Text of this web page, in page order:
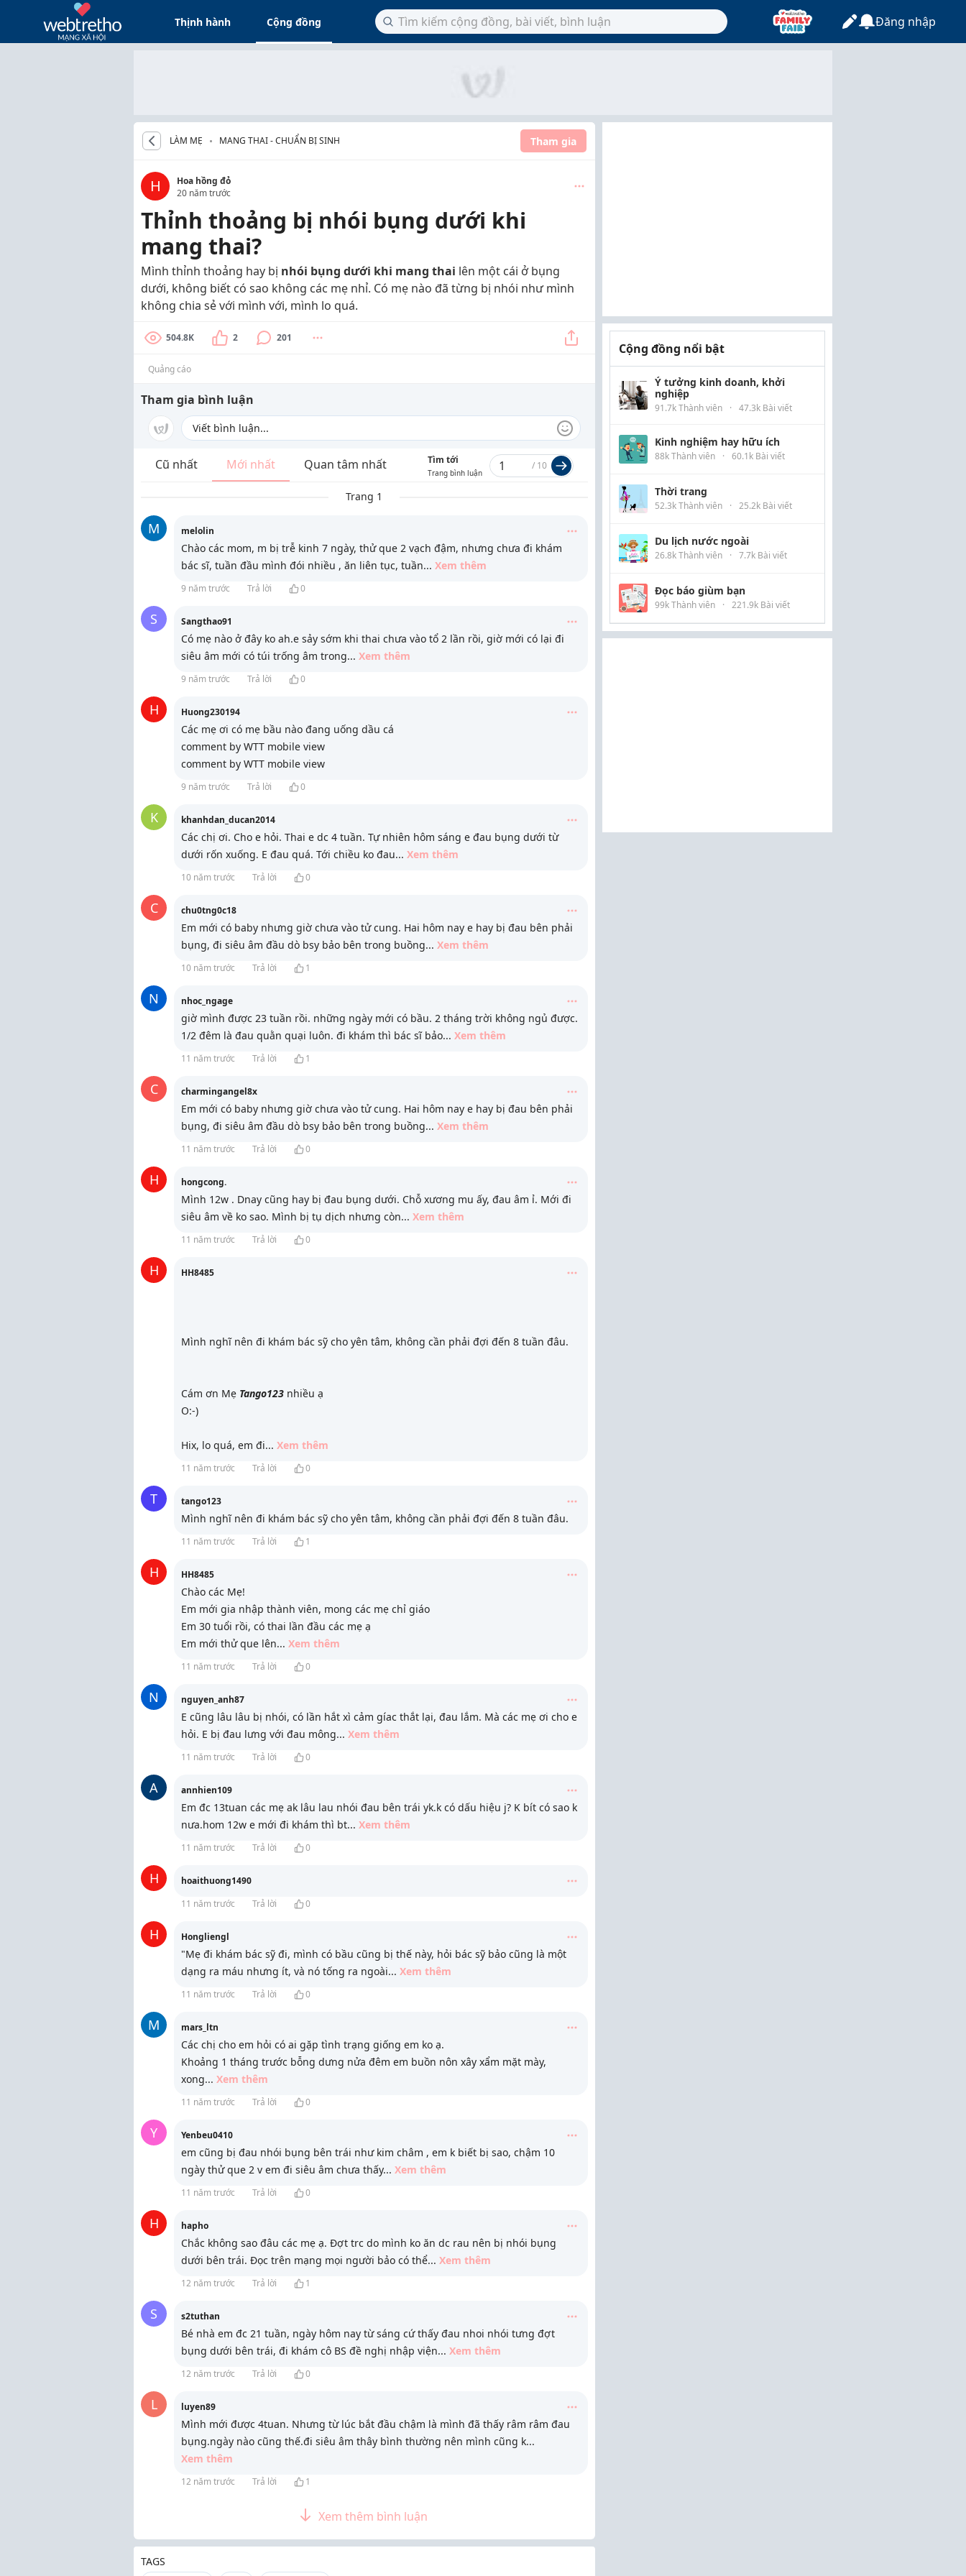
Thịnh hành Cộng đồng Đăng nhập
LÀM MẸ MANG THAI - CHUẨN BỊ SINH Tham gia
H
Hoa hồng đỏ
20 năm trước
Thỉnh thoảng bị nhói bụng dưới khi
mang thai?
Mình thỉnh thoảng hay bị nhói bụng dưới khi mang thai lên một cái ở bụng
dưới, không biết có sao không các mẹ nhỉ. Có mẹ nào đã từng bị nhói như mình
không chia sẻ với mình với, mình lo quá.
504.8K 2 201
Quảng cáo
Tham gia bình luận
Cũ nhất Mới nhất Quan tâm nhất Tìm tới
Trang bình luận
/ 10
Trang 1
M melolin
Chào các mom, m bị trễ kinh 7 ngày, thử que 2 vạch đậm, nhưng chưa đi khám
bác sĩ, tuần đầu mình đói nhiều , ăn liên tục, tuần... Xem thêm
9 năm trước Trả lời 0
S Sangthao91
Có mẹ nào ở đây ko ah.e sảy sớm khi thai chưa vào tổ 2 lần rồi, giờ mới có lại đi
siêu âm mới có túi trống âm trong... Xem thêm
9 năm trước Trả lời 0
H Huong230194
Các mẹ ơi có mẹ bầu nào đang uống dầu cá
comment by WTT mobile view
comment by WTT mobile view
9 năm trước Trả lời 0
K khanhdan_ducan2014
Các chị ơi. Cho e hỏi. Thai e dc 4 tuần. Tự nhiên hôm sáng e đau bụng dưới từ
dưới rốn xuống. E đau quá. Tới chiều ko đau... Xem thêm
10 năm trước Trả lời 0
C chu0tng0c18
Em mới có baby nhưng giờ chưa vào tử cung. Hai hôm nay e hay bị đau bên phải
bụng, đi siêu âm đầu dò bsy bảo bên trong buồng... Xem thêm
10 năm trước Trả lời 1
N nhoc_ngage
giờ mình được 23 tuần rồi. những ngày mới có bầu. 2 tháng trời không ngủ được.
1/2 đêm là đau quằn quại luôn. đi khám thì bác sĩ bảo... Xem thêm
11 năm trước Trả lời 1
C charmingangel8x
Em mới có baby nhưng giờ chưa vào tử cung. Hai hôm nay e hay bị đau bên phải
bụng, đi siêu âm đầu dò bsy bảo bên trong buồng... Xem thêm
11 năm trước Trả lời 0
H hongcong.
Mình 12w . Dnay cũng hay bị đau bụng dưới. Chỗ xương mu ấy, đau âm ỉ. Mới đi
siêu âm về ko sao. Mình bị tụ dịch nhưng còn... Xem thêm
11 năm trước Trả lời 0
H HH8485
Mình nghĩ nên đi khám bác sỹ cho yên tâm, không cần phải đợi đến 8 tuần đâu.
Cám ơn Mẹ Tango123 nhiều ạ
O:-)
Hix, lo quá, em đi... Xem thêm
11 năm trước Trả lời 0
T tango123
Mình nghĩ nên đi khám bác sỹ cho yên tâm, không cần phải đợi đến 8 tuần đâu.
11 năm trước Trả lời 1
H HH8485
Chào các Mẹ!
Em mới gia nhập thành viên, mong các mẹ chỉ giáo
Em 30 tuổi rồi, có thai lần đầu các mẹ ạ
Em mới thử que lên... Xem thêm
11 năm trước Trả lời 0
N nguyen_anh87
E cũng lâu lâu bị nhói, có lần hắt xì cảm gíac thắt lại, đau lắm. Mà các mẹ ơi cho e
hỏi. E bị đau lưng với đau mông... Xem thêm
11 năm trước Trả lời 0
A annhien109
Em đc 13tuan các mẹ ak lâu lau nhói đau bên trái yk.k có dấu hiệu j? K bít có sao k
nưa.hom 12w e mới đi khám thì bt... Xem thêm
11 năm trước Trả lời 0
H
hoaithuong1490
11 năm trước
Trả lời 0
H Hongliengl
"Mẹ đi khám bác sỹ đi, mình có bầu cũng bị thế này, hỏi bác sỹ bảo cũng là một
dạng ra máu nhưng ít, và nó tống ra ngoài... Xem thêm
11 năm trước Trả lời 0
M mars_ltn
Các chị cho em hỏi có ai gặp tình trạng giống em ko ạ.
Khoảng 1 tháng trước bỗng dưng nửa đêm em buồn nôn xây xẩm mặt mày,
xong... Xem thêm
11 năm trước Trả lời 0
Y Yenbeu0410
em cũng bị đau nhói bụng bên trái như kim châm , em k biết bị sao, chậm 10
ngày thử que 2 v em đi siêu âm chưa thấy... Xem thêm
11 năm trước Trả lời 0
H hapho
Chắc không sao đâu các mẹ ạ. Đợt trc do mình ko ăn dc rau nên bị nhói bụng
dưới bên trái. Đọc trên mạng mọi người bảo có thể... Xem thêm
12 năm trước Trả lời 1
S s2tuthan
Bé nhà em đc 21 tuần, ngày hôm nay từ sáng cứ thấy đau nhoi nhói tưng đợt
bụng dưới bên trái, đi khám cô BS đề nghị nhập viện... Xem thêm
12 năm trước Trả lời 0
L luyen89
Mình mới được 4tuan. Nhưng từ lúc bắt đầu chậm là mình đã thấy râm râm đau
bụng.ngày nào cũng thế.đi siêu âm thây bình thường nên mình cũng k...
Xem thêm
12 năm trước Trả lời 1
Xem thêm bình luận
TAGS
Cộng đồng nổi bật
Ý tưởng kinh doanh, khởi
nghiệp
91.7k Thành viên · 47.3k Bài viết
Kinh nghiệm hay hữu ích
88k Thành viên · 60.1k Bài viết
Thời trang
52.3k Thành viên · 25.2k Bài viết
Du lịch nước ngoài
26.8k Thành viên · 7.7k Bài viết
Đọc báo giùm bạn
99k Thành viên · 221.9k Bài viết